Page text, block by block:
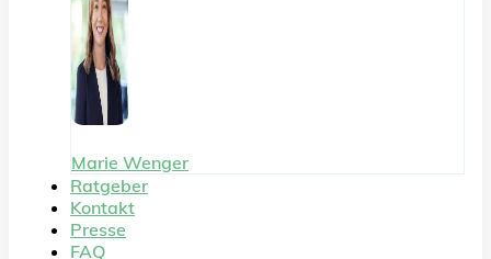
Marie Wenger
Ratgeber
Kontakt
Presse
FAQ